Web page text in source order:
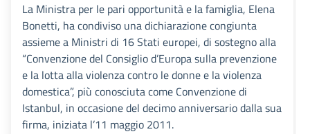
La Ministra per le pari opportunità e la famiglia, Elena
Bonetti, ha condiviso una dichiarazione congiunta
assieme a Ministri di 16 Stati europei, di sostegno alla
“Convenzione del Consiglio d’Europa sulla prevenzione
e la lotta alla violenza contro le donne e la violenza
domestica”, più conosciuta come Convenzione di
Istanbul, in occasione del decimo anniversario dalla sua
firma, iniziata l’11 maggio 2011.